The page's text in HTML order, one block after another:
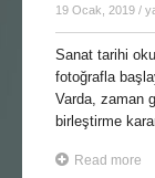
19 Ocak, 2019 /
Sanat tarihi
fotoğrafla
Varda, zaman
birleştirme
Read more